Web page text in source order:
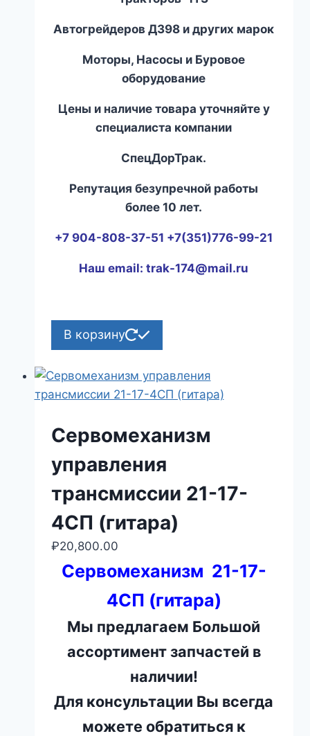
Автогрейдеров ДЗ98 и других марок
Моторы, Насосы и Буровое
оборудование
Цены и наличие товара уточняйте у
специалиста компании
СпецДорТрак.
Репутация безупречной работы
более 10 лет.
+7 904-808-37-51 +7(351)776-99-21
Наш email:trak-174@mail.ru
В корзину
Сервомеханизм
управления
трансмиссии 21-17-
4СП (гитара)
₽20,800.00
Сервомеханизм 21-17-
4СП (гитара)
Мы предлагаем Большой
ассортимент запчастей в
наличии!
Для консультации Вы всегда
можете обратиться к